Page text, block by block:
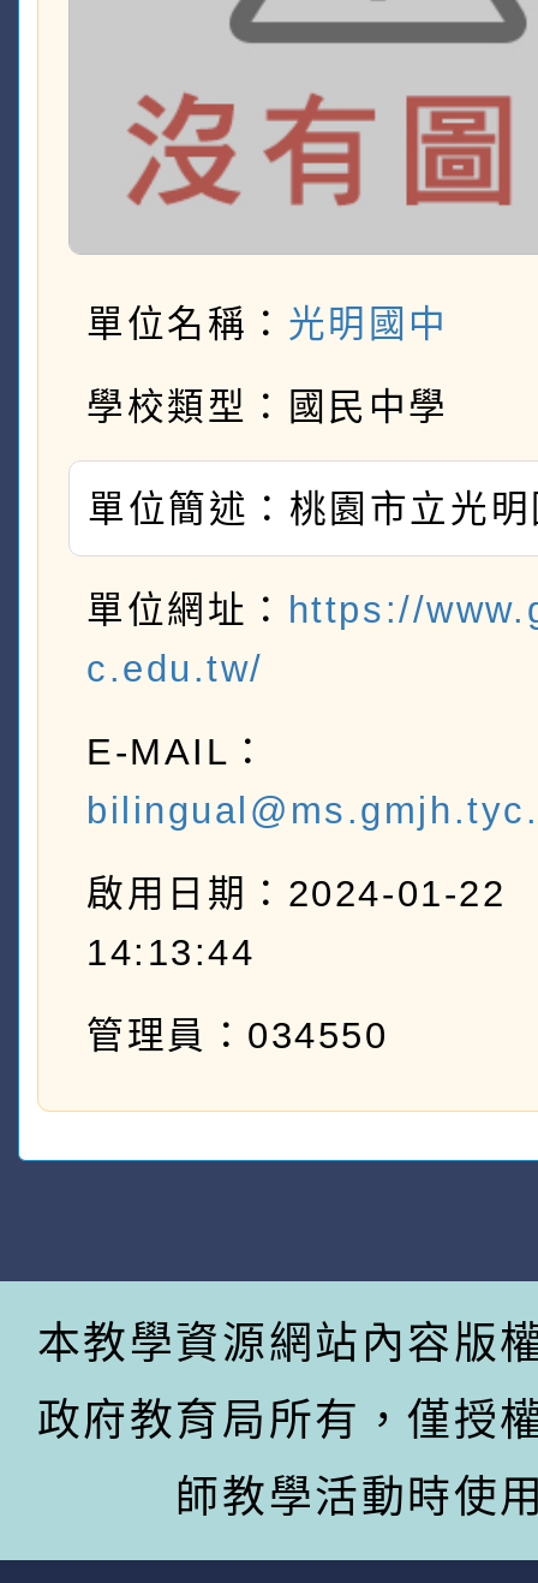
單位名稱： 光明國中
學校類型：國民中學
單位簡述：桃園市立光
單位網址： https://
c.edu.tw/
E-MAIL：
啟用日期：2024-01-22
14:13:44
管理員：034550
本教學資源網站內容版
政府教育局所有，僅授
師教學活動時使